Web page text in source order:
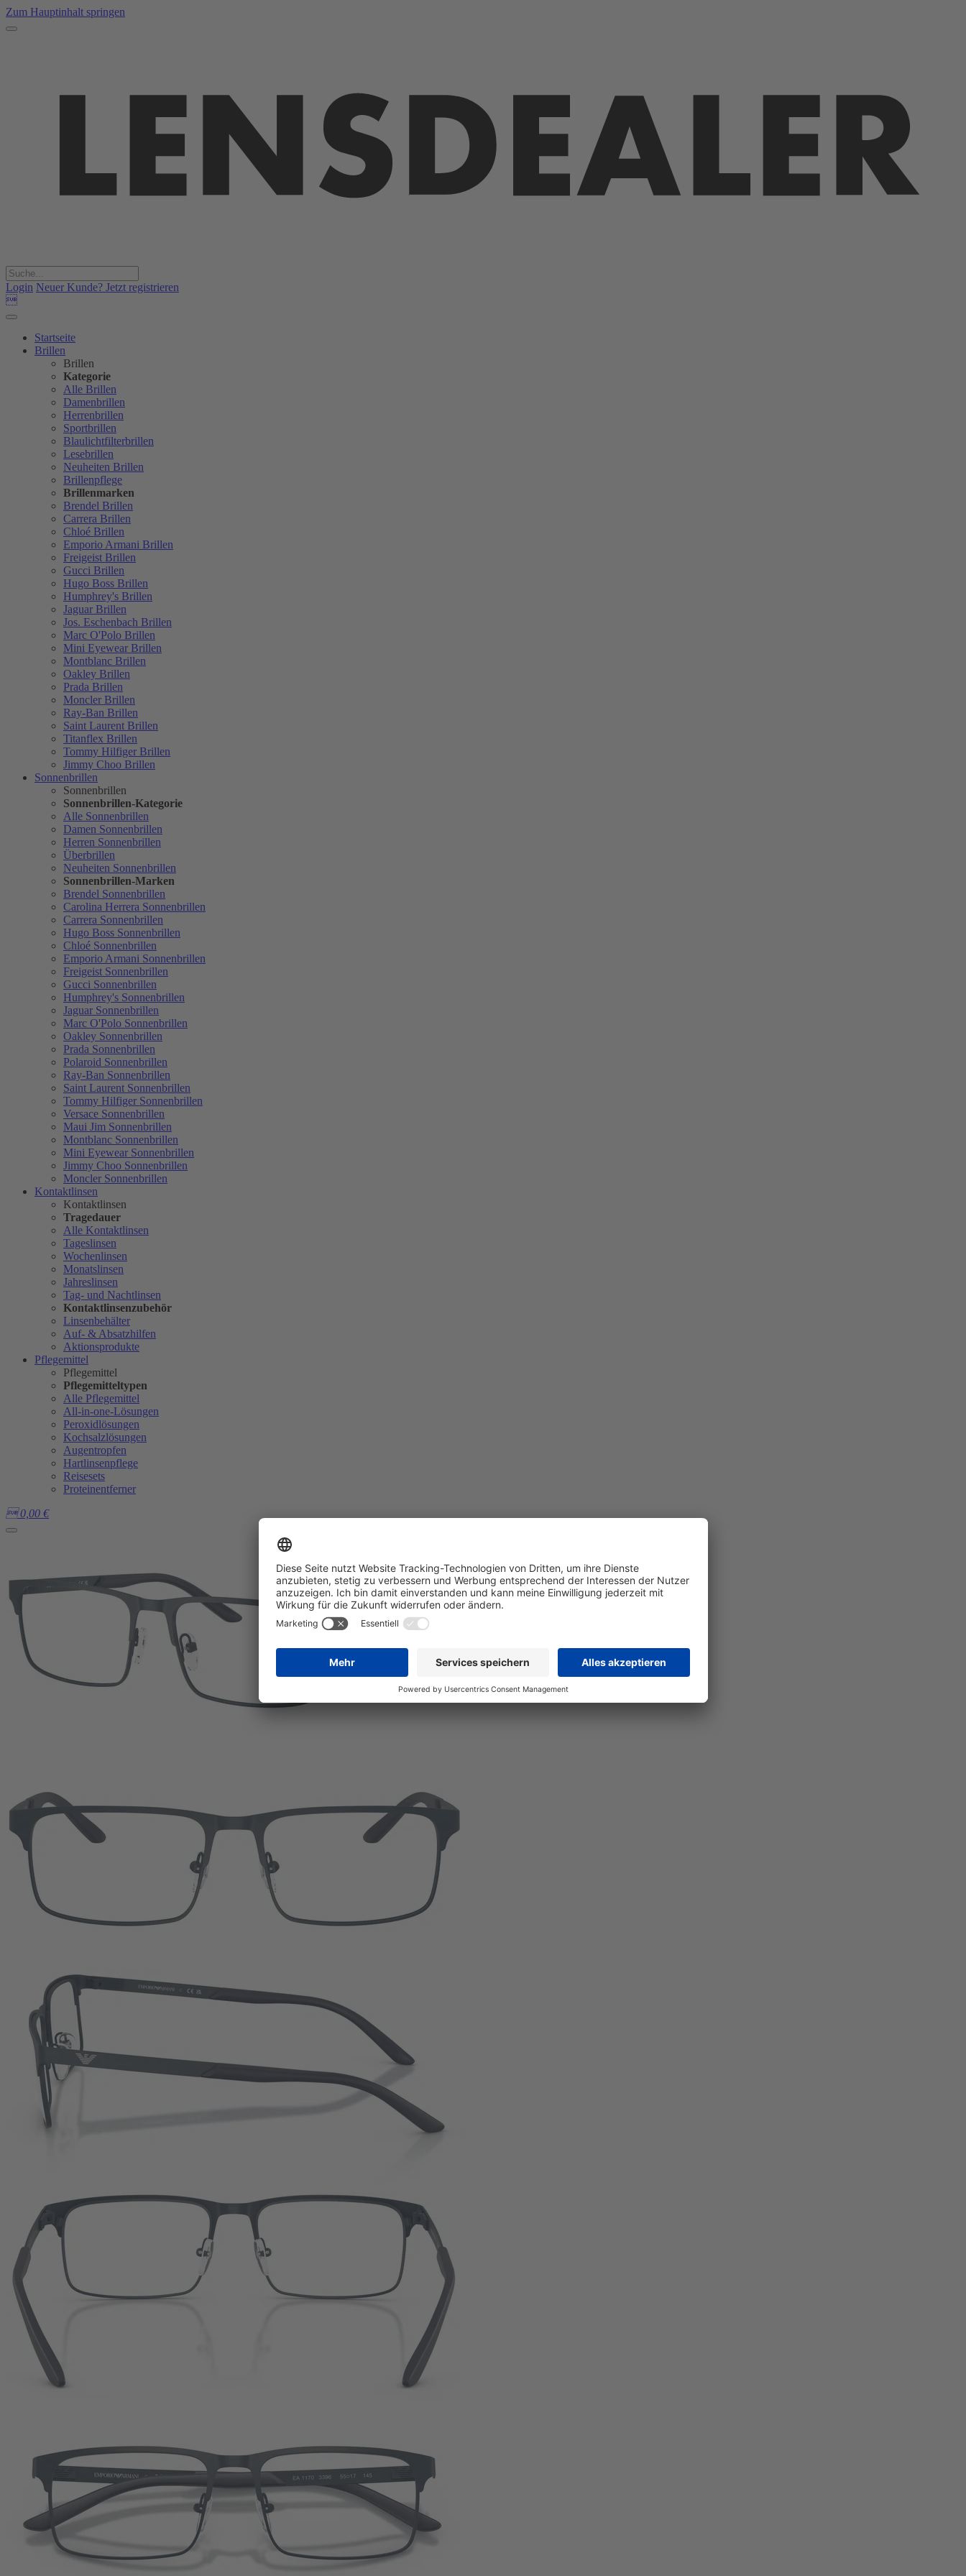
Zum Hauptinhalt springen
Login Neuer Kunde? Jetzt registrieren

Startseite
Brillen
Brillen
Kategorie
Alle Brillen
Damenbrillen
Herrenbrillen
Sportbrillen
Blaulichtfilterbrillen
Lesebrillen
Neuheiten Brillen
Brillenpflege
Brillenmarken
Brendel Brillen
Carrera Brillen
Chloé Brillen
Emporio Armani Brillen
Freigeist Brillen
Gucci Brillen
Hugo Boss Brillen
Humphrey's Brillen
Jaguar Brillen
Jos. Eschenbach Brillen
Marc O'Polo Brillen
Mini Eyewear Brillen
Montblanc Brillen
Oakley Brillen
Prada Brillen
Moncler Brillen
Ray-Ban Brillen
Saint Laurent Brillen
Titanflex Brillen
Tommy Hilfiger Brillen
Jimmy Choo Brillen
Sonnenbrillen
Sonnenbrillen
Sonnenbrillen-Kategorie
Alle Sonnenbrillen
Damen Sonnenbrillen
Herren Sonnenbrillen
Überbrillen
Neuheiten Sonnenbrillen
Sonnenbrillen-Marken
Brendel Sonnenbrillen
Carolina Herrera Sonnenbrillen
Carrera Sonnenbrillen
Hugo Boss Sonnenbrillen
Chloé Sonnenbrillen
Emporio Armani Sonnenbrillen
Freigeist Sonnenbrillen
Gucci Sonnenbrillen
Humphrey's Sonnenbrillen
Jaguar Sonnenbrillen
Marc O'Polo Sonnenbrillen
Oakley Sonnenbrillen
Prada Sonnenbrillen
Polaroid Sonnenbrillen
Ray-Ban Sonnenbrillen
Saint Laurent Sonnenbrillen
Tommy Hilfiger Sonnenbrillen
Versace Sonnenbrillen
Maui Jim Sonnenbrillen
Montblanc Sonnenbrillen
Mini Eyewear Sonnenbrillen
Jimmy Choo Sonnenbrillen
Moncler Sonnenbrillen
Kontaktlinsen
Kontaktlinsen
Tragedauer
Alle Kontaktlinsen
Tageslinsen
Wochenlinsen
Monatslinsen
Jahreslinsen
Tag- und Nachtlinsen
Kontaktlinsenzubehör
Linsenbehälter
Auf- & Absatzhilfen
Aktionsprodukte
Pflegemittel
Pflegemittel
Pflegemitteltypen
Alle Pflegemittel
All-in-one-Lösungen
Peroxidlösungen
Kochsalzlösungen
Augentropfen
Hartlinsenpflege
Reisesets
Proteinentferner
 0,00 €